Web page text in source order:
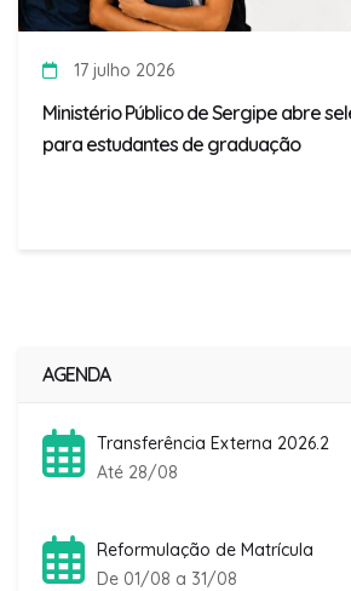
17 julho 2026
Ministério Público de Sergipe abre
para estudantes de graduação
AGENDA
Transferência Externa 2026.2
Até 28/08
Reformulação de Matrícula
De 01/08 a 31/08